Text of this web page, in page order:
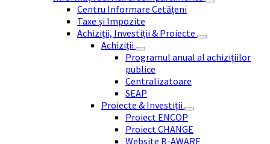
Centru Informare Cetățeni
Taxe și Impozite
Achiziții, Investiții & Proiecte
Achiziții
Programul anual al achizițiilor
publice
Centralizatoare
SEAP
Proiecte & Investiții
Proiect ENCOP
Proiect CHANGE
Website B-AWARE